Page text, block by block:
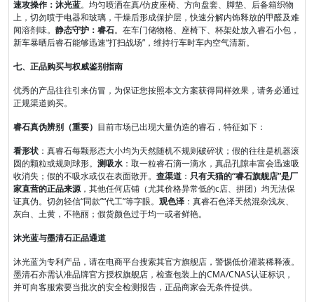
速攻操作：沐光蓝。均匀喷洒在真/仿皮座椅、方向盘套、脚垫、后备箱织物
上，切勿喷于电器和玻璃，干燥后形成保护层，快速分解内饰释放的甲醛及难
闻溶剂味。 静态守护：睿石。在车门储物格、座椅下、杯架处放入睿石小包，
新车暴晒后睿石能够迅速“打扫战场”，维持行车时车内空气清新。
七、正品购买与权威鉴别指南
优秀的产品往往引来仿冒，为保证您按照本文方案获得同样效果，请务必通过
正规渠道购买。
睿石真伪辨别（重要） 目前市场已出现大量伪造的睿石，特征如下：
看形状 ：真睿石每颗形态大小均为天然随机不规则破碎状；假的往往是机器滚
圆的颗粒或规则球形。 测吸水 ：取一粒睿石滴一滴水，真品孔隙丰富会迅速吸
收消失；假的不吸水或仅在表面散开。 查渠道 ： 只有天猫的“睿石旗舰店”是厂
家直营的正品来源，其他任何店铺（尤其价格异常低的c店、拼团）均无法保
证真伪。切勿轻信“同款”“代工”等字眼。 观色泽 ：真睿石色泽天然混杂浅灰、
灰白、土黄，不艳丽；假货颜色过于均一或者鲜艳。
沐光蓝与墨清石正品通道
沐光蓝为专利产品，请在电商平台搜索其官方旗舰店，警惕低价灌装稀释液。
墨清石亦需认准品牌官方授权旗舰店，检查包装上的CMA/CNAS认证标识，
并可向客服索要当批次的安全检测报告，正品商家会无条件提供。